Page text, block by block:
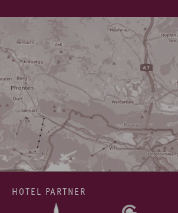
HOTEL PARTNER